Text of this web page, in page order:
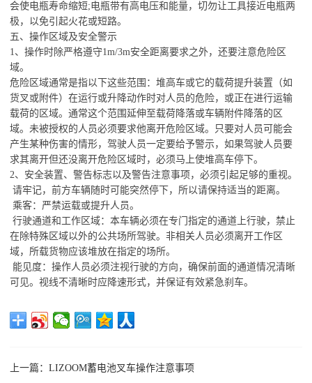
会使电瓶寿命缩短;电瓶带有高电压和能量，切勿让工具接近电瓶两
极，以免引起火花或短路。
五、操作区域及安全警示
1、操作时除严格遵守1m/3m安全距离要求之外，还要注意危险区
域。
危险区域通常是指以下这些范围：堆高车或它的载荷提升装置（如
货叉或附件）在运行或升降动作时对人员的危险，或正在进行运输
载荷的区域。通常这个范围延伸至载荷降落或车辆附件降落的区
域。未被授权的人员必须要求他离开危险区域。只要对人员可能会
产生某种伤害的情形，驾驶人员一定要给予警示，如果驾驶人员要
求其离开但还没离开危险区域时，必须马上使堆高车停下。
2、安全装置、警告标志以及警告注意事项，必须引起足够的重视。
请牢记，前方车辆随时可能突然停下，所以请保持适当的距离。
乘客：严禁运载或提升人员。
行驶通道和工作区域：本车辆必须在专门指定的通道上行驶，禁止
在除特殊区域以外的公共场所驾驶。非相关人员必须离开工作区
域，所载货物应该堆放在指定的场所。
能见度：操作人员必须注视行驶的方向，确保前面的通道情况清晰
可见。视线不清晰时应降速形式，并保证有效紧急刹车。
上一篇：LIZOOM蓄电池叉车操作注意事项